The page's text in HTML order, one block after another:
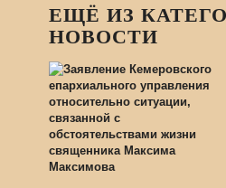
ЕЩЁ ИЗ
НОВОСТИ